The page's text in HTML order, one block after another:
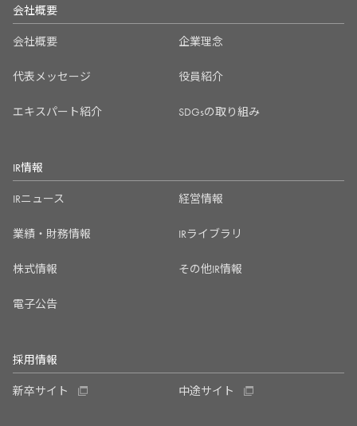
会社概要
会社概要 企業理念
代表メッセージ 役員紹介
エキスパート紹介 SDGsの取り組み
IR情報
IRニュース 経営情報
業績・財務情報 IRライブラリ
株式情報 その他IR情報
電子公告
採用情報
新卒サイト 中途サイト